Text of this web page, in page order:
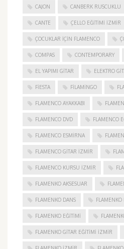
CAJON CANBERK RUSCUKLU
CANTE ÇELLO EĞITIMI İZMIR
ÇOCUKLAR IÇIN FLAMENCO
COMPAS CONTEMPORARY
EL YAPIMI GITAR ELEKTRO
FIESTA FILAMINGO
FLAMENCO AYAKKABI
FLAMENCO DVD FLAMENCO
FLAMENCO ESMIRNA
FLAMENCO GITAR İZMIR
FLAMENCO KURSU İZMIR
FLAMENKO AKSESUAR
FLAMENKO DANS FLAMENKO
FLAMENKO EĞITIMI
FLAMENKO GITAR EĞITIMI İZMIR